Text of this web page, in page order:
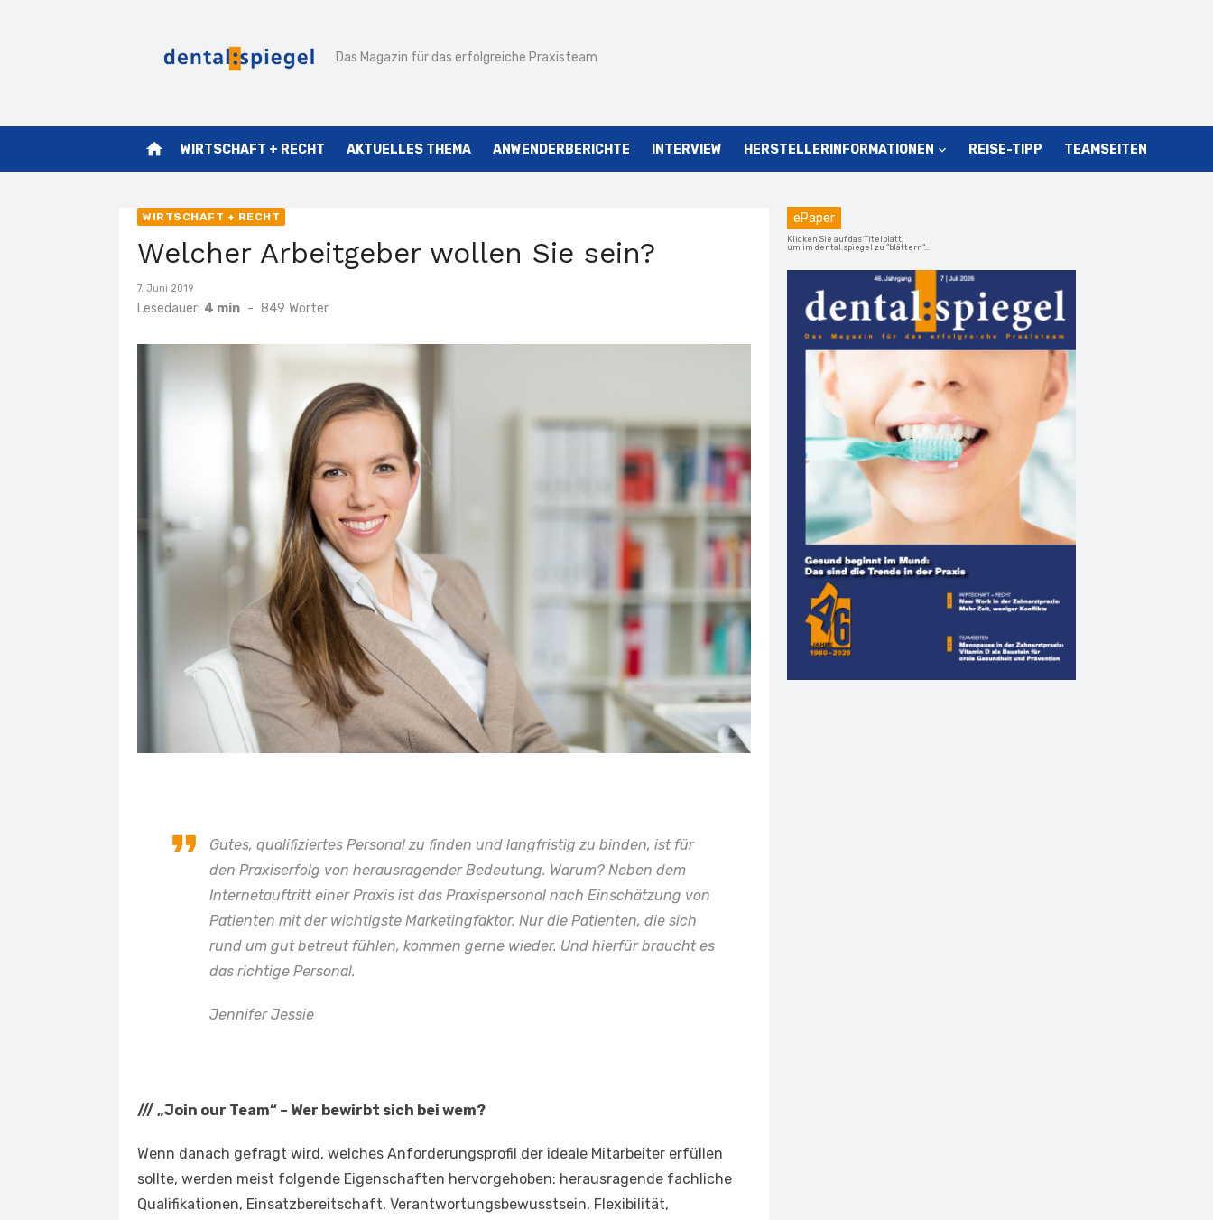
Das Magazin für das erfolgreiche Praxisteam
home WIRTSCHAFT + RECHT AKTUELLES THEMA ANWENDERBERICHTE INTERVIEW HERSTELLERINFORMATIONEN REISE-TIPP TEAMSEITEN
WIRTSCHAFT + RECHT
Welcher Arbeitgeber wollen Sie sein?
Veröffentlicht
am
7. Juni 2019
Lesedauer: 4 min - 849 Wörter
Gutes, qualifiziertes Personal zu finden und langfristig zu binden, ist für
den Praxiserfolg von herausragender Bedeutung. Warum? Neben dem
Internetauftritt einer Praxis ist das Praxispersonal nach Einschätzung von
Patienten mit der wichtigste Marketingfaktor. Nur die Patienten, die sich
rund um gut betreut fühlen, kommen gerne wieder. Und hierfür braucht es
das richtige Personal.
Jennifer Jessie
/// „Join our Team“ – Wer bewirbt sich bei wem?
Wenn danach gefragt wird, welches Anforderungsprofil der ideale Mitarbeiter erfüllen
sollte, werden meist folgende Eigenschaften hervorgehoben: herausragende fachliche
Qualifikationen, Einsatzbereitschaft, Verantwortungsbewusstsein, Flexibilität,
ePaper
Klicken Sie auf das Titelblatt,
um im dental:spiegel zu "blättern"...